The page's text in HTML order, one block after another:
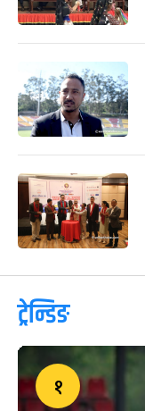
ट्रेन्डिङ
१